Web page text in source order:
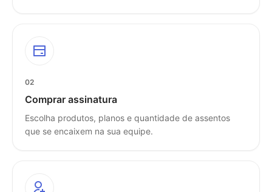
02
Comprar assinatura
Escolha produtos, planos e quantidade de assentos
que se encaixem na sua equipe.